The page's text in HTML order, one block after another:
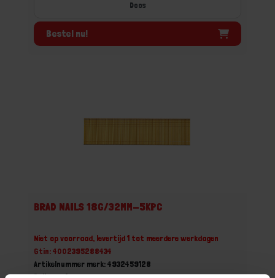
Doos
Bestel nu!
BRAD NAILS 18G/32MM-5KPC
Niet op voorraad, levertijd 1 tot meerdere werkdagen
Gtin: 4002395288434
Artikelnummer merk: 4932459128